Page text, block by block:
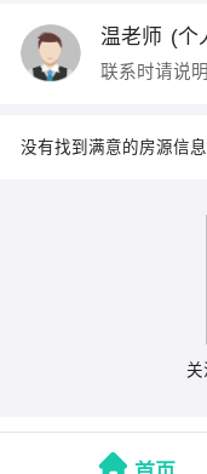
温老师 (个
联系时请说
没有找到满意的房源信